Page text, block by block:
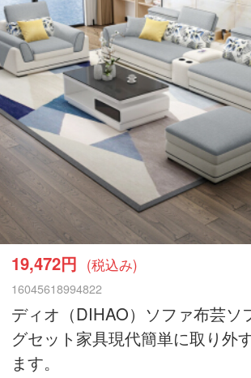
19,472円 (税込み)
16045618994822
ディオ（DIHAO）ソファ布芸ソ
グセット家具現代簡単に取り外
ます。